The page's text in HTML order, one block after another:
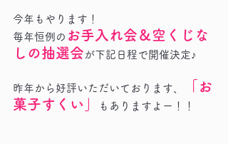
今年もやります！
毎年恒例の お手入れ会＆空くじな
しの抽選会 が下記日程で開催決定♪
昨年から好評いただいております、
「お
菓子すくい」
もありますよー！！